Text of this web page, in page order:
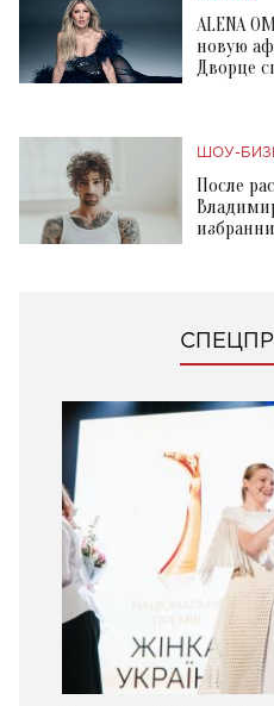
ALENA
новую
Дворце
ШОУ-
После